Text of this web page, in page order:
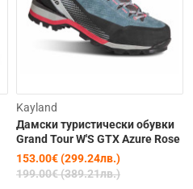
Kayland
Дамски туристически обувки
Grand Tour W'S GTX Azure Rose
153.00€ (299.24лв.)
199.00€ (389.21лв.)